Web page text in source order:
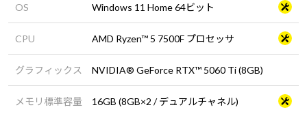
OS Windows 11 Home 64ビット
CPU AMD Ryzen™ 5 7500F プロセッサ
グラフィックス NVIDIA® GeForce RTX™ 5060 Ti (8GB)
メモリ標準容量 16GB (8GB×2 / デュアルチャネル)